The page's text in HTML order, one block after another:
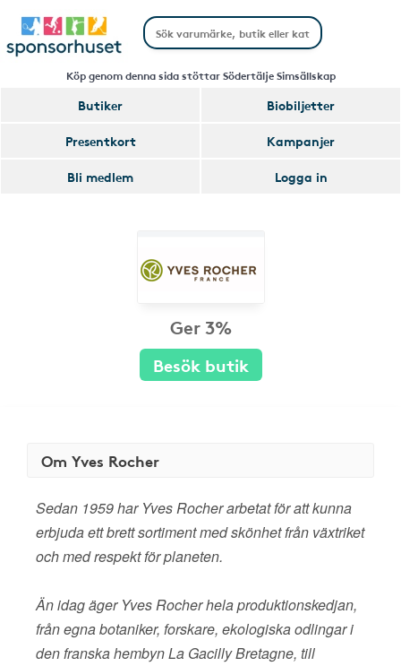
Köp genom denna sida stöttar Södertälje Simsällskap
Butiker
Biobiljetter
Presentkort
Kampanjer
Bli medlem
Logga in
Ger 3%
Besök butik
Om Yves Rocher
Sedan 1959 har Yves Rocher arbetat för att kunna
erbjuda ett brett sortiment med skönhet från växtriket
och med respekt för planeten.
Än idag äger Yves Rocher hela produktionskedjan,
från egna botaniker, forskare, ekologiska odlingar i
den franska hembyn La Gacilly Bretagne, till